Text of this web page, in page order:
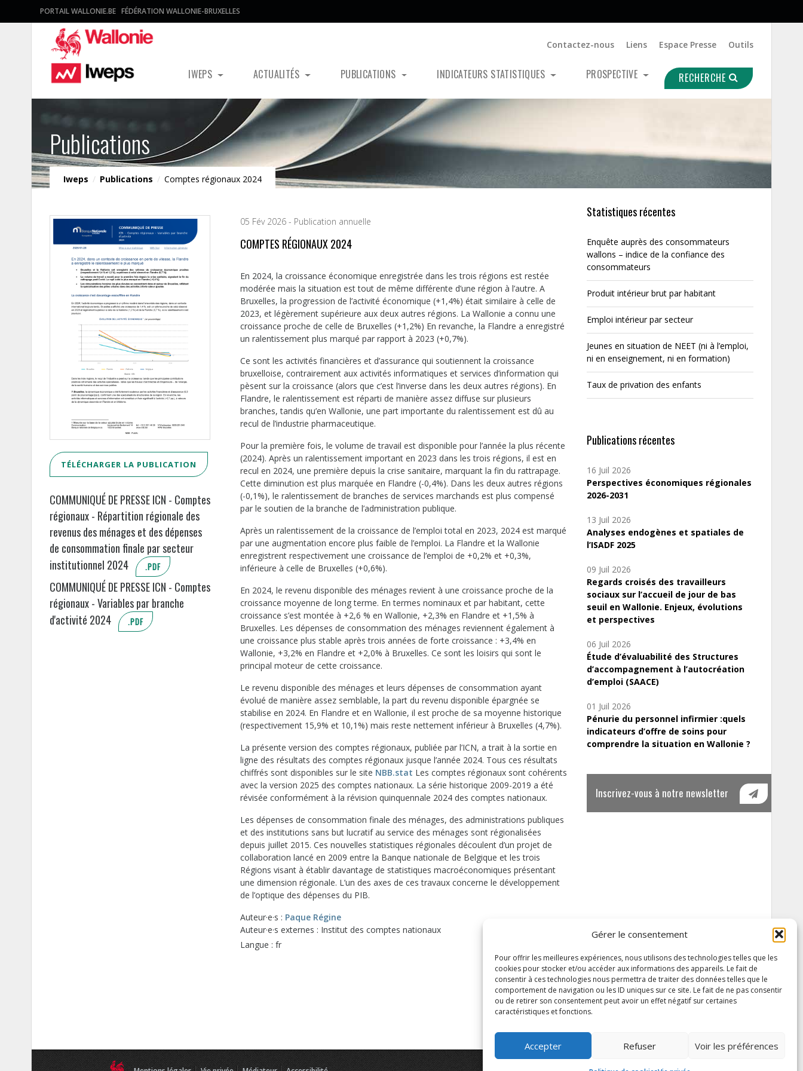
Gérer le consentement
Pour offrir les meilleures expériences, nous utilisons des technologies telles que les
cookies pour stocker et/ou accéder aux informations des appareils. Le fait de
consentir à ces technologies nous permettra de traiter des données telles que le
comportement de navigation ou les ID uniques sur ce site. Le fait de ne pas consentir
ou de retirer son consentement peut avoir un effet négatif sur certaines
caractéristiques et fonctions.
Accepter Refuser Voir les préférences
PORTAIL WALLONIE.BE FÉDÉRATION WALLONIE-BRUXELLES
Contactez-nous Liens Espace Presse Outils
IWEPS ACTUALITÉS PUBLICATIONS INDICATEURS STATISTIQUES PROSPECTIVE RECHERCHE
Publications
Iweps / Publications / Comptes régionaux 2024
TÉLÉCHARGER LA PUBLICATION
COMMUNIQUÉ DE PRESSE ICN - Comptes
régionaux - Répartition régionale des
revenus des ménages et des dépenses
de consommation finale par secteur
institutionnel 2024
.PDF
COMMUNIQUÉ DE PRESSE ICN - Comptes
régionaux - Variables par branche
d'activité 2024
.PDF
05 Fév 2026 - Publication annuelle
COMPTES RÉGIONAUX 2024
En 2024, la croissance économique enregistrée dans les trois régions est restée
modérée mais la situation est tout de même différente d’une région à l’autre. A
Bruxelles, la progression de l’activité économique (+1,4%) était similaire à celle de
2023, et légèrement supérieure aux deux autres régions. La Wallonie a connu une
croissance proche de celle de Bruxelles (+1,2%) En revanche, la Flandre a enregistré
un ralentissement plus marqué par rapport à 2023 (+0,7%).
Ce sont les activités financières et d’assurance qui soutiennent la croissance
bruxelloise, contrairement aux activités informatiques et services d’information qui
pèsent sur la croissance (alors que c’est l’inverse dans les deux autres régions). En
Flandre, le ralentissement est réparti de manière assez diffuse sur plusieurs
branches, tandis qu’en Wallonie, une part importante du ralentissement est dû au
recul de l’industrie pharmaceutique.
Pour la première fois, le volume de travail est disponible pour l’année la plus récente
(2024). Après un ralentissement important en 2023 dans les trois régions, il est en
recul en 2024, une première depuis la crise sanitaire, marquant la fin du rattrapage.
Cette diminution est plus marquée en Flandre (-0,4%). Dans les deux autres régions
(-0,1%), le ralentissement de branches de services marchands est plus compensé
par le soutien de la branche de l’administration publique.
Après un ralentissement de la croissance de l’emploi total en 2023, 2024 est marqué
par une augmentation encore plus faible de l’emploi. La Flandre et la Wallonie
enregistrent respectivement une croissance de l’emploi de +0,2% et +0,3%,
inférieure à celle de Bruxelles (+0,6%).
En 2024, le revenu disponible des ménages revient à une croissance proche de la
croissance moyenne de long terme. En termes nominaux et par habitant, cette
croissance s’est montée à +2,6 % en Wallonie, +2,3% en Flandre et +1,5% à
Bruxelles. Les dépenses de consommation des ménages reviennent également à
une croissance plus stable après trois années de forte croissance : +3,4% en
Wallonie, +3,2% en Flandre et +2,0% à Bruxelles. Ce sont les loisirs qui sont le
principal moteur de cette croissance.
Le revenu disponible des ménages et leurs dépenses de consommation ayant
évolué de manière assez semblable, la part du revenu disponible épargnée se
stabilise en 2024. En Flandre et en Wallonie, il est proche de sa moyenne historique
(respectivement 15,9% et 10,1%) mais reste nettement inférieur à Bruxelles (4,7%).
La présente version des comptes régionaux, publiée par l’ICN, a trait à la sortie en
ligne des résultats des comptes régionaux jusque l’année 2024. Tous ces résultats
chiffrés sont disponibles sur le site NBB.stat Les comptes régionaux sont cohérents
avec la version 2025 des comptes nationaux. La série historique 2009-2019 a été
révisée conformément à la révision quinquennale 2024 des comptes nationaux.
Les dépenses de consommation finale des ménages, des administrations publiques
et des institutions sans but lucratif au service des ménages sont régionalisées
depuis juillet 2015. Ces nouvelles statistiques régionales découlent d’un projet de
collaboration lancé en 2009 entre la Banque nationale de Belgique et les trois
Régions visant à établir davantage de statistiques macroéconomiques présentant
une dimension régionale. L’un des axes de ces travaux concerne le développement
de l’optique des dépenses du PIB.
Auteur·e·s : Paque Régine
Auteur·e·s externes : Institut des comptes nationaux
Langue : fr
Statistiques récentes
Enquête auprès des consommateurs
wallons – indice de la confiance des
consommateurs
Produit intérieur brut par habitant
Emploi intérieur par secteur
Jeunes en situation de NEET (ni à l’emploi,
ni en enseignement, ni en formation)
Taux de privation des enfants
Publications récentes
16 Juil 2026
Perspectives économiques régionales
2026-2031
13 Juil 2026
Analyses endogènes et spatiales de
l’ISADF 2025
09 Juil 2026
Regards croisés des travailleurs
sociaux sur l’accueil de jour de bas
seuil en Wallonie. Enjeux, évolutions
et perspectives
06 Juil 2026
Étude d’évaluabilité des Structures
d’accompagnement à l’autocréation
d’emploi (SAACE)
01 Juil 2026
Pénurie du personnel infirmier :quels
indicateurs d’offre de soins pour
comprendre la situation en Wallonie ?
Inscrivez-vous à notre newsletter